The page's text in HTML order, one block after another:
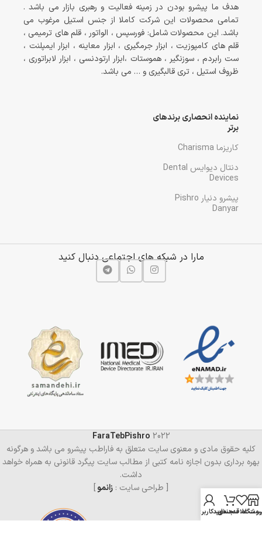
هدف ما پیشرو بودن در زمینه فعالیت و رهبری بازار می باشد .
تمامی محصولات این شرکت کاملا از جنس استیل مرغوب می
باشد. این محصولات شامل: فورسپس ، الواتور ، قلم های ترمیمی ،
قلم های کامپوزیت ، ابزار جرمگیری ، ابزار معاینه ، ابزار ایمپلنت ،
ست رابردم ، سوزنگیر ، هموستات ،ابزار ارتودنسی ، ابزار لابراتوری ،
ظروف استیل ، تری قالبگیری و … می باشد.
نماینده انحصاری برندهای
برتر
کاریزما Charisma
دنتال دیوایس Dental
Devices
پیشرو دنیار Pishro
Danyar
مارا در شبکه های اجتماعی دنبال کنید
FaraTebPishro 2022
کلیه حقوق مادی و معنوی سایت متعلق به فاراطب پیشرو می باشد و هرگونه
بهره برداری بدون اجازه نامه کتبی از مطالب سایت پیگرد قانونی به همراه خواهد
داشت.
[ طراحی سایت : زانمو]
علاقه‌مندی
سبد خرید
حساب کاربری من